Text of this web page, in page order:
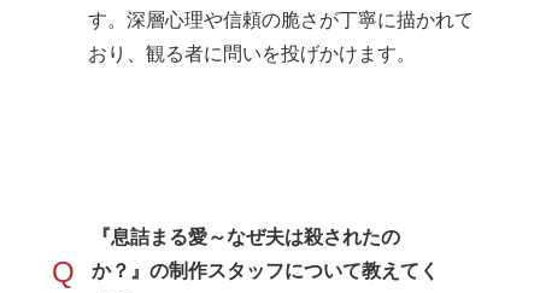
す。深層心理や信頼の脆さが丁寧に描かれて
おり、観る者に問いを投げかけます。
Q
『息詰まる愛～なぜ夫は殺されたの
か？』の制作スタッフについて教えてく